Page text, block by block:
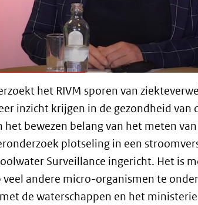
het RIVM sporen van
inzicht krijgen in de gezondheid van
het bewezen belang van het meten
plotseling in een
Surveillance ingericht. Het is
andere micro-organismen te
de waterschappen en het